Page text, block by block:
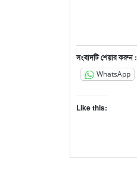
সংবাদটি শেয়ার করুন :
WhatsApp
Like this: